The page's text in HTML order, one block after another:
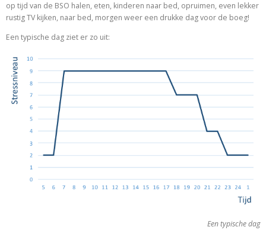
op tijd van de BSO halen, eten, kinderen naar bed, opruimen, even lekker
rustig TV kijken, naar bed, morgen weer een drukke dag voor de boeg!
Een typische dag ziet er zo uit:
Een typische dag